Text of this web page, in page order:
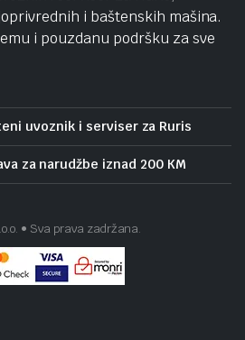
i baštenskih mašina.
i pouzdanu podršku za sve
uvoznik i serviser za Ruris
za narudžbe iznad 200 KM
• Sva prava zadržana.